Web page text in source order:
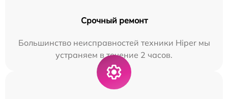
Срочный ремонт
Большинство неисправностей техники Hiper мы
устраняем в течение 2 часов.